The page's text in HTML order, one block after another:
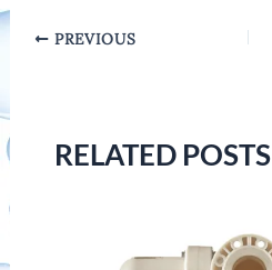
Post PREVIOUS
RELATED POSTS